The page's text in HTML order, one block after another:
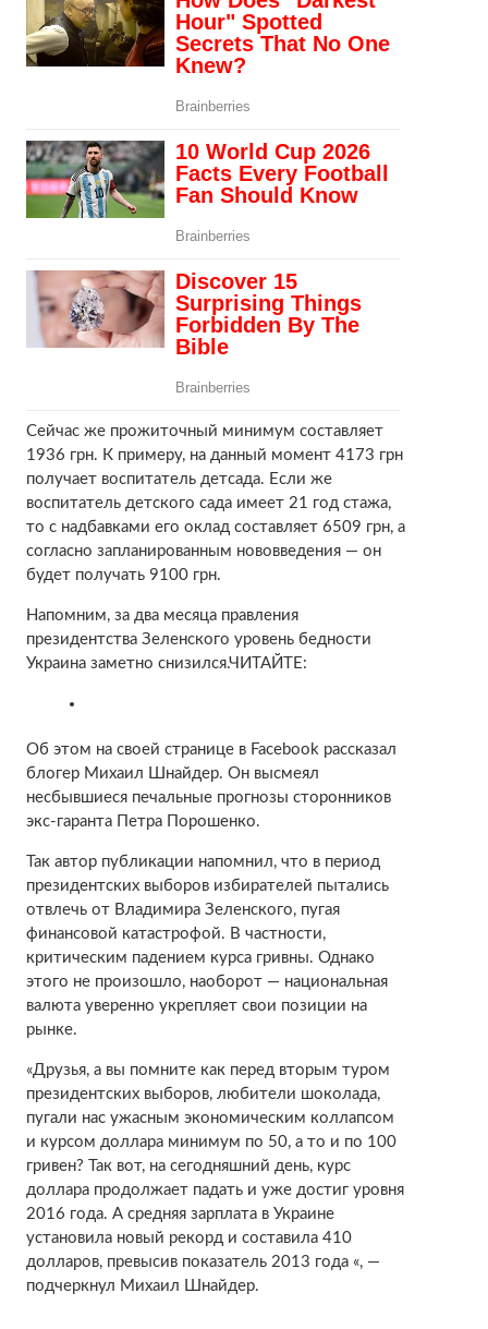
Сейчас же прожиточный минимум составляет
1936 грн. К примеру, на данный момент 4173 грн
получает воспитатель детсада. Если же
воспитатель детского сада имеет 21 год стажа,
то с надбавками его оклад составляет 6509 грн, а
согласно запланированным нововведения — он
будет получать 9100 грн.
Напомним, за два месяца правления
президентства Зеленского уровень бедности
Украина заметно снизился.ЧИТАЙТЕ:
Об этом на своей странице в Facebook рассказал
блогер Михаил Шнайдер. Он высмеял
несбывшиеся печальные прогнозы сторонников
экс-гаранта Петра Порошенко.
Так автор публикации напомнил, что в период
президентских выборов избирателей пытались
отвлечь от Владимира Зеленского, пугая
финансовой катастрофой. В частности,
критическим падением курса гривны. Однако
этого не произошло, наоборот — национальная
валюта уверенно укрепляет свои позиции на
рынке.
«Друзья, а вы помните как перед вторым туром
президентских выборов, любители шоколада,
пугали нас ужасным экономическим коллапсом
и курсом доллара минимум по 50, а то и по 100
гривен? Так вот, на сегодняшний день, курс
доллара продолжает падать и уже достиг уровня
2016 года. А средняя зарплата в Украине
установила новый рекорд и составила 410
долларов, превысив показатель 2013 года «, —
подчеркнул Михаил Шнайдер.